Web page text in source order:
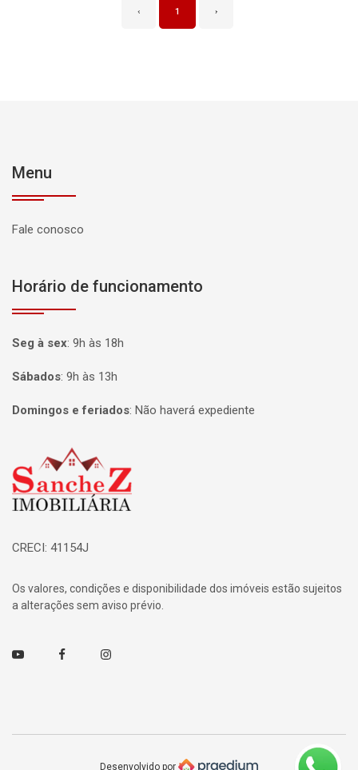
‹ 1 ›
Menu
Fale conosco
Horário de funcionamento
Seg à sex: 9h às 18h
Sábados: 9h às 13h
Domingos e feriados: Não haverá expediente
Página inicial
CRECI: 41154J
Os valores, condições e disponibilidade dos imóveis estão sujeitos
a alterações sem aviso prévio.
Youtube FacebookInstagram
Desenvolvido por